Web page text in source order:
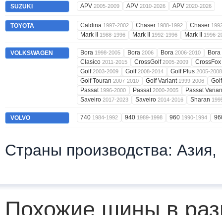
SUZUKI APV 2005-2009 APV 2010-2026 APV 2020-2026
TOYOTA Caldina 1997-2002 Chaser 1988-1992 Chaser
Mark II 1988-1996 Mark II 1992-1996 Mark II 1996-
VOLKSWAGEN Bora 1998-2005 Bora 2006 Bora 2006-2010
Clasico 2011-2015 CrossGolf2005-2009
CrossFox
Golf2003-2009 Golf2008-2014 Golf Plus 2005-2008
Golf Touran 2007-2010 Golf Variant 1999-2006
Passat 1996-2000 Passat2000-2005
Passat
Saveiro 2017-2023 Saveiro 2014-2016 Sharan
VOLVO 740 1984-1992 940 1989-1998 960 1990-1994
Страны производства: Азия,
Похожие шины в